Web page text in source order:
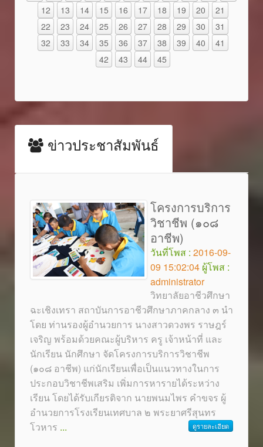
12
13 14 15 16 17 18 19 20
21
22
23 24 25 26 27 28 29 30
31
32
33 34 35 36 37 38 39 40
41
42
43 44 45
ข่าวประชาสัมพันธ์
โครงการบริการ
วิชาชีพ (๑๐๘
อาชีพ)
วันที่โพส : 2016-09-
09 15:02:04 ผู้โพส :
administrator
วิทยาลัยอาชีวศึกษา
ฉะเชิงเทรา สถาบันการอาชีวศึกษาภาคกลาง ๓ นำ
โดย ท่านรองผู้อำนวยการ นางสาวดวงพร ราษฎร์
เจริญ พร้อมด้วยคณะผู้บริหาร ครู เจ้าหน้าที่ และ
นักเรียน นักศึกษา จัดโครงการบริการวิชาชีพ
(๑๐๘ อาชีพ) แก่นักเรียนเพื่อเป็นแนวทางในการ
ประกอบวิชาชีพเสริม เพิ่มการหารายได้ระหว่าง
เรียน โดยได้รับเกียรติจาก นายพนมไพร คำขจร ผู้
อำนวยการโรงเรียนเทศบาล ๒ พระยาศรีสุนทร
โวหาร ... ดูรายละเอียด